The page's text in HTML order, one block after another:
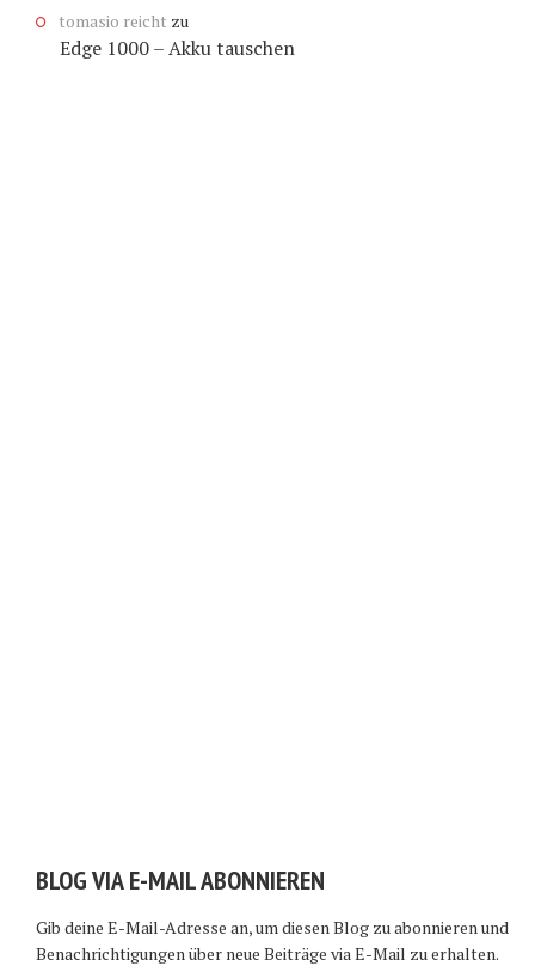
tomasio reicht zu
Edge 1000 – Akku tauschen
BLOG VIA E-MAIL ABONNIEREN
Gib deine E-Mail-Adresse an, um diesen Blog zu abonnieren und
Benachrichtigungen über neue Beiträge via E-Mail zu erhalten.